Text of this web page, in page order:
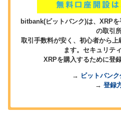
bitbank(ビットバンク)は、XRP
の取引所
取引手数料が安く、初心者から
ます。セキュリテ
XRPを購入するために登
→ ビットバン
→ 登録